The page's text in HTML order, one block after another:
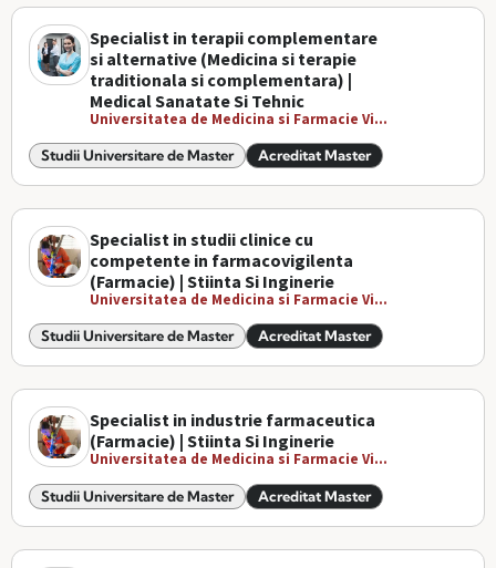
Specialist in terapii complementare
si alternative (Medicina si terapie
traditionala si complementara) |
Medical Sanatate Si Tehnic
Universitatea de Medicina si Farmacie Vi...
Studii Universitare de Master Acreditat Master
Specialist in studii clinice cu
competente in farmacovigilenta
(Farmacie) | Stiinta Si Inginerie
Universitatea de Medicina si Farmacie Vi...
Studii Universitare de Master Acreditat Master
Specialist in industrie farmaceutica
(Farmacie) | Stiinta Si Inginerie
Universitatea de Medicina si Farmacie Vi...
Studii Universitare de Master Acreditat Master